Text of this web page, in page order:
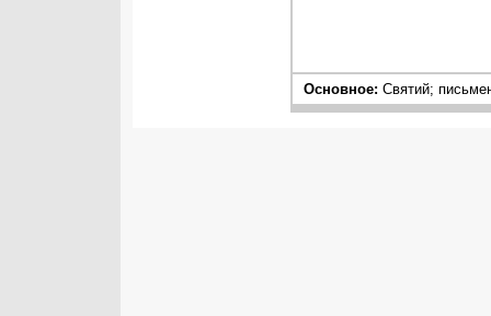
Основное: Святий;